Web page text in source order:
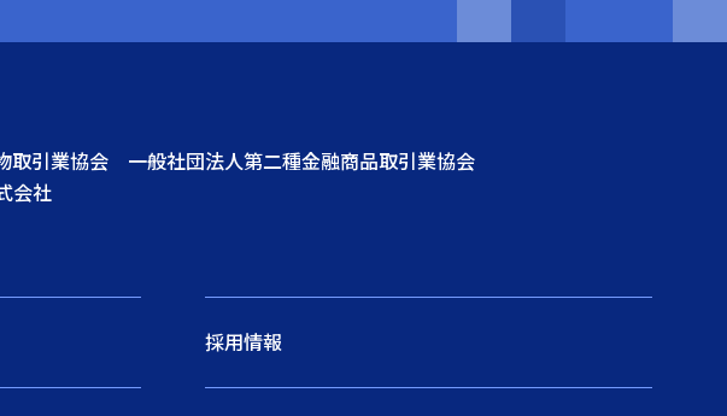
引業協会 一般社団法人第二種金融商品取引業協会
会社
採用情報